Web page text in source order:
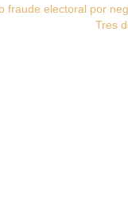
fraude electoral por
Tres